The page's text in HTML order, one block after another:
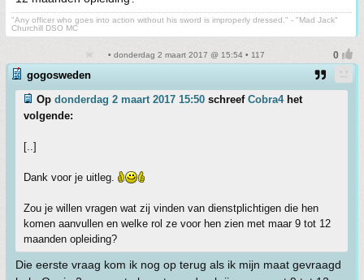
"Any officer who goes into action without his sword is improperly dressed." - "Mad Jack"
Churchill DSO MC
• donderdag 2 maart 2017 @ 15:54 • 117
gogosweden
Op donderdag 2 maart 2017 15:50 schreef Cobra4het
volgende:
[..]
Dank voor je uitleg.
Zou je willen vragen wat zij vinden van dienstplichtigen die hen
komen aanvullen en welke rol ze voor hen zien met maar 9 tot 12
maanden opleiding?
Die eerste vraag kom ik nog op terug als ik mijn maat gevraagd